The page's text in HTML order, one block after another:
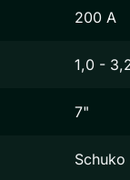
200 A
1,0 -
7"
Schuko